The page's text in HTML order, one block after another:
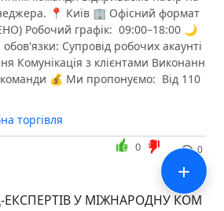
📍 Київ 🏢 Офісний формат
Робочий графік: ️ 09:00–18:00 🌙
Супровід робочих акаунті
Комунікація з клієнтами Виконанн
💰 Ми пропонуємо: ️ Від 110
торгівля
0
0
У МІЖНАРОДНУ КОМ
+